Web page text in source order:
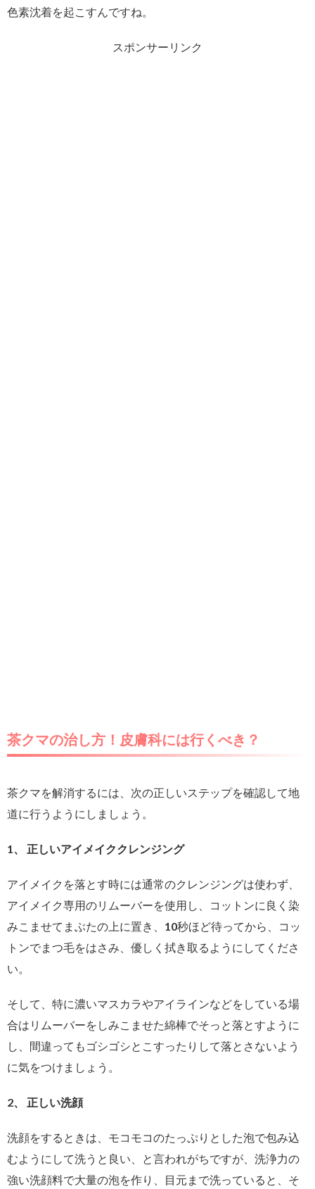
色素沈着を起こすんですね。
スポンサーリンク
茶クマの治し方！皮膚科には行くべき？
茶クマを解消するには、次の正しいステップを確認して地
道に行うようにしましょう。
1、 正しいアイメイククレンジング
アイメイクを落とす時には通常のクレンジングは使わず、
アイメイク専用のリムーバーを使用し、コットンに良く染
みこませてまぶたの上に置き、10秒ほど待ってから、コッ
トンでまつ毛をはさみ、優しく拭き取るようにしてくださ
い。
そして、特に濃いマスカラやアイラインなどをしている場
合はリムーバーをしみこませた綿棒でそっと落とすように
し、間違ってもゴシゴシとこすったりして落とさないよう
に気をつけましょう。
2、 正しい洗顔
洗顔をするときは、モコモコのたっぷりとした泡で包み込
むようにして洗うと良い、と言われがちですが、洗浄力の
強い洗顔料で大量の泡を作り、目元まで洗っていると、そ